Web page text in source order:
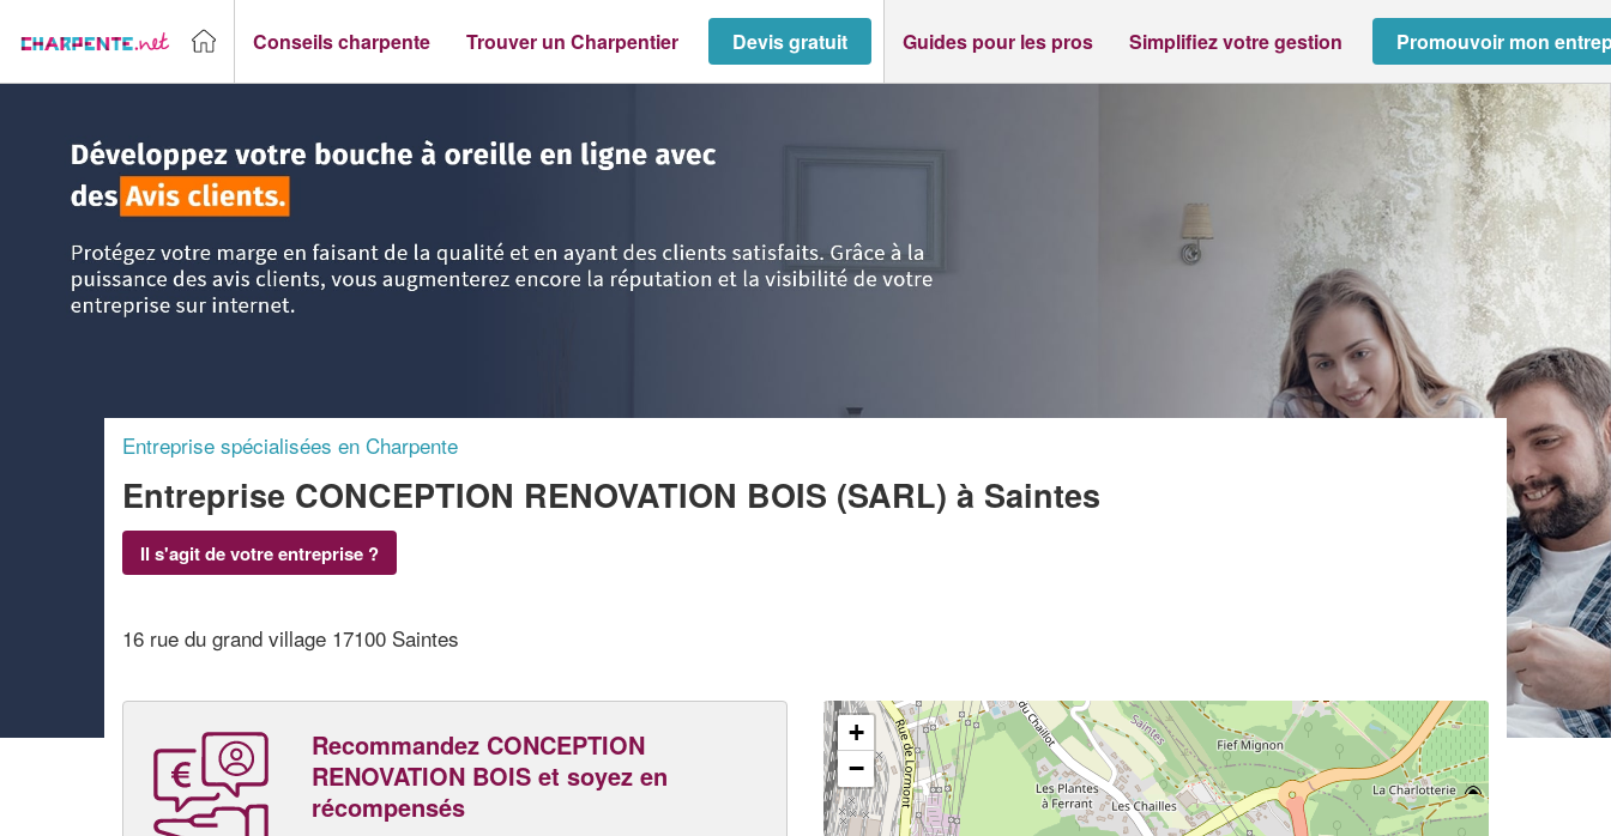
Conseils charpente Trouver un Charpentier Devis gratuit Guides pour les pros Simplifiez votre gestion Promouvoir mon
Entreprise spécialisées en Charpente
Entreprise CONCEPTION RENOVATION BOIS (SARL) à Saintes
Il s'agit de votre entreprise ?
16 rue du grand village 17100 Saintes
Recommandez CONCEPTION
RENOVATION BOIS et soyez en
récompensés
+
−